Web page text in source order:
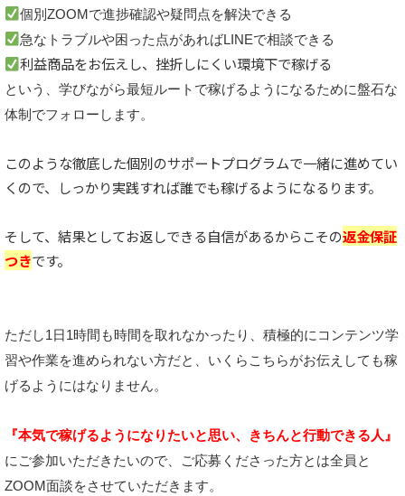
個別ZOOMで進捗確認や疑問点を解決できる
急なトラブルや困った点があればLINEで相談できる
利益商品をお伝えし、挫折しにくい環境下で稼げる
という、学びながら最短ルートで稼げるようになるために盤石な
体制でフォローします。
このような徹底した個別のサポートプログラムで一緒に進めてい
くので、しっかり実践すれば誰でも稼げるようになるります。
そして、結果としてお返しできる自信があるからこその返金保証
つきです。
ただし1日1時間も時間を取れなかったり、積極的にコンテンツ学
習や作業を進められない方だと、いくらこちらがお伝えしても稼
げるようにはなりません。
『本気で稼げるようになりたいと思い、きちんと行動できる人』
にご参加いただきたいので、ご応募くださった方とは全員と
ZOOM面談をさせていただきます。